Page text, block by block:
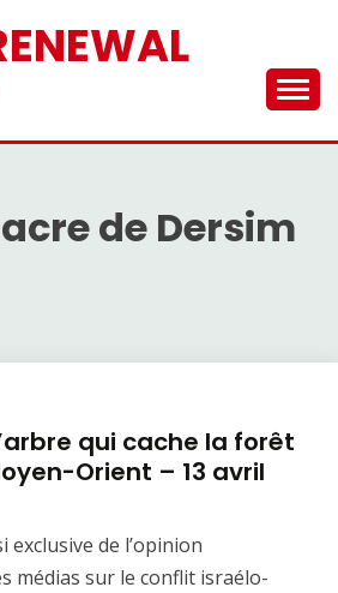
de Dersim
qui cache la forêt
Orient – 13 avril
exclusive de l’opinion
médias sur le conflit israélo-